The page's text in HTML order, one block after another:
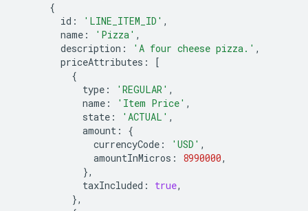
{
id : 'LINE_ITEM_ID' ,
name : 'Pizza' ,
description : 'A four cheese pizza.' ,
priceAttributes :
[
{
type : 'REGULAR' ,
name : 'Item Price' ,
state : 'ACTUAL' ,
amount :
{
currencyCode : 'USD' ,
amountInMicros : 8990000,
},
taxIncluded : true,
},